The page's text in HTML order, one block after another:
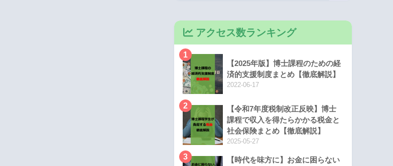
アクセス数ランキング
1
【2025年版】博士課程のための経
済的支援制度まとめ【徹底解説】
2022-06-17
2
【令和7年度税制改正反映】博士
課程で収入を得たらかかる税金と
社会保険まとめ【徹底解説】
2025-05-27
3
【時代を味方に】お金に困らない